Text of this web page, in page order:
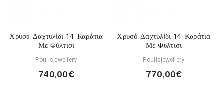
Χρυσό Δαχτυλίδι 14 Καράτια
Με Φύλτισι
Poulisjewellery
740,00€
Χρυσό Δαχτυλίδι 14 Καράτια
Με Φύλτισι
Poulisjewellery
770,00€